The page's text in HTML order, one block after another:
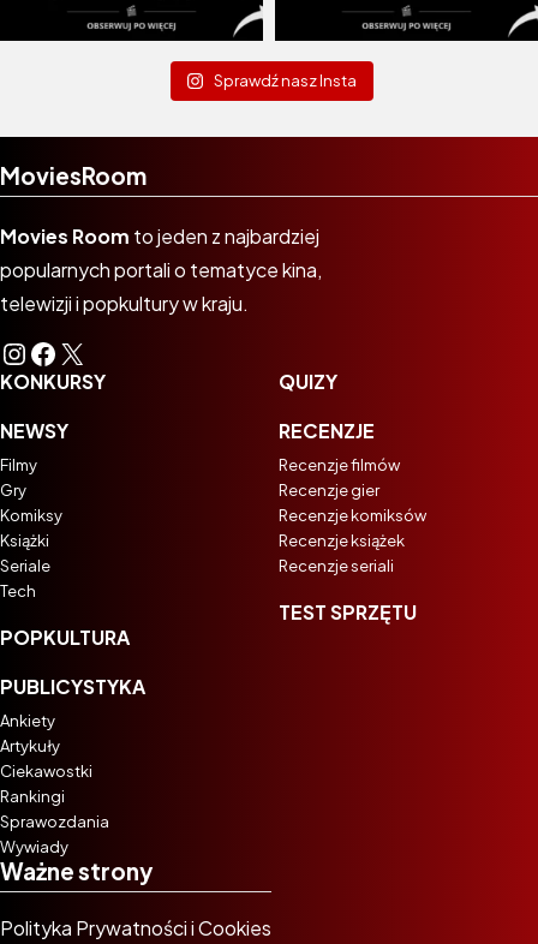
Sprawdź nasz Insta
MoviesRoom
Movies Room to jeden z najbardziej
popularnych portali o tematyce kina,
telewizji i popkultury w kraju.
Instagram
Facebook
X
KONKURSY
NEWSY
Filmy
Gry
Komiksy
Książki
Seriale
Tech
POPKULTURA
PUBLICYSTYKA
Ankiety
Artykuły
Ciekawostki
Rankingi
Sprawozdania
Wywiady
QUIZY
RECENZJE
Recenzje filmów
Recenzje gier
Recenzje komiksów
Recenzje książek
Recenzje seriali
TEST SPRZĘTU
Ważne strony
Polityka Prywatności i Cookies